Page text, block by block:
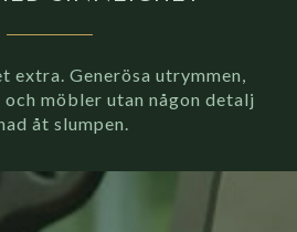
extra. Generösa utrymmen,
möbler utan någon detalj
åt slumpen.